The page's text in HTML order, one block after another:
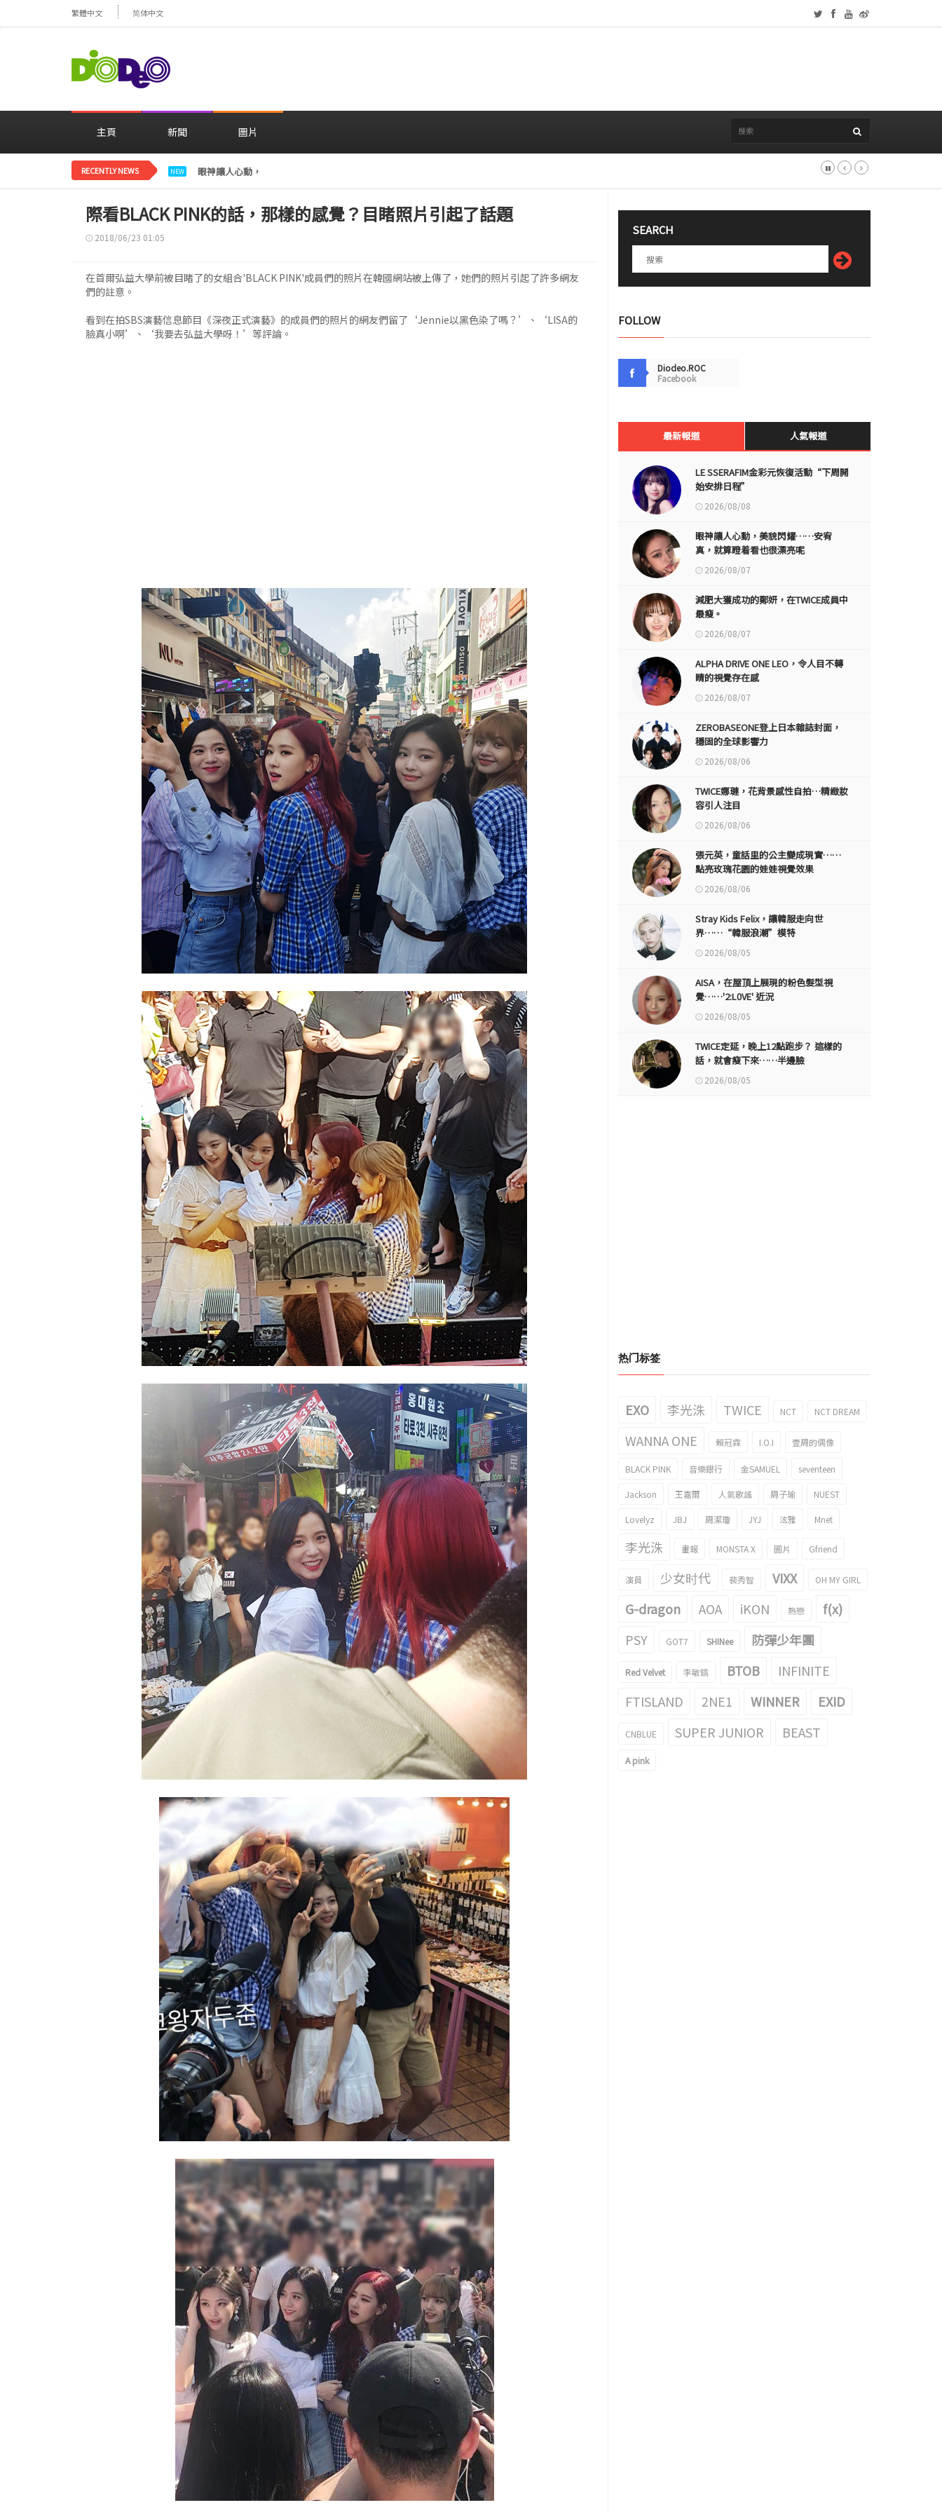
繁體中文 简体中文
主頁 新聞 圖片
RECENTLY NEWS NEW 眼神讓人心動，美貌閃耀……安宥真，就算瞪着看也很漂亮呢
際看BLACK PINK的話，那樣的感覺？目睹照片引起了話題
2018/06/23 01:05
在首爾弘益大學前被目睹了的女組合'BLACK PINK'成員們的照片在韓國網站被上傳了，她們的照片引起了許多網友
們的註意。
看到在拍SBS演藝信息節目《深夜正式演藝》的成員們的照片的網友們留了‘Jennie以黑色染了嗎？’、‘LISA的
臉真小啊’、‘我要去弘益大學呀！’等評論。
SEARCH
FOLLOW
Diodeo.ROC
Facebook
最新報道 人氣報道
LE SSERAFIM金彩元恢復活動“下周開
始安排日程”
2026/08/08
眼神讓人心動，美貌閃耀……安宥
真，就算瞪着看也很漂亮呢
2026/08/07
減肥大獲成功的鄭妍，在TWICE成員中
最瘦。
2026/08/07
ALPHA DRIVE ONE LEO，令人目不轉
睛的視覺存在感
2026/08/07
ZEROBASEONE登上日本雜誌封面，
穩固的全球影響力
2026/08/06
TWICE娜璉，花背景感性自拍…精緻妝
容引人注目
2026/08/06
張元英，童話里的公主變成現實……
點亮玫瑰花園的娃娃視覺效果
2026/08/06
Stray Kids Felix，讓韓服走向世
界……“韓服浪潮”模特
2026/08/05
AISA，在屋頂上展現的粉色髮型視
覺……'2:L0VE' 近況
2026/08/05
TWICE定延，晚上12點跑步？ 這樣的
話，就會瘦下來……半邊臉
2026/08/05
热门标签
EXO 李光洙 TWICE NCT NCT DREAM
WANNA ONE 賴冠霖 I.O.I 壹周的偶像
BLACK PINK 音樂銀行 金SAMUEL seventeen
Jackson 王嘉爾 人氣歌謠 周子瑜 NUEST
Lovelyz JBJ 周潔瓊 JYJ 泫雅 Mnet
李光洙 畫報 MONSTA X 圖片 Gfriend
演員 少女时代 裴秀智 VIXX OH MY GIRL
G-dragon AOA iKON 熱戀
f(x)
PSY
GOT7 SHINee 防彈少年團
Red Velvet 李敏鎬 BTOB
INFINITE
FTISLAND
2NE1 WINNER EXID
CNBLUE SUPER JUNIOR BEAST
A pink